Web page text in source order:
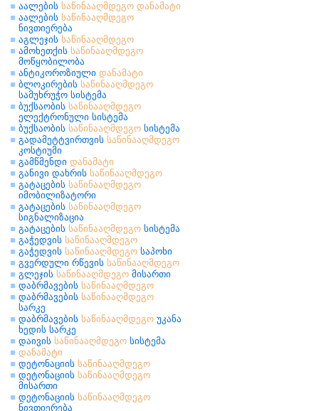
აალების საწინააღმდეგო დანამატი
აალების საწინააღმდეგო
ნივთიერება
აგლეჯის საწინააღმდეგო
ამოხეთქის საწინააღმდეგო
მოწყობილობა
ანტიკოროზიული დანამატი
ბლოკირების საწინააღმდეგო
სამუხრუჭო სისტემა
ბუქსაობის საწინააღმდეგო
ელექტრონული სისტემა
ბუქსაობის საწინააღმდეგო სისტემა
გადამეტტვირთვის საწინააღმდეგო
კოსტიუმი
გამწმენდი დანამატი
განივი დახრის საწინააღმდეგო
გატაცების საწინააღმდეგო
იმობილიზატორი
გატაცების საწინააღმდეგო
სიგნალიზაცია
გატაცების საწინააღმდეგო სისტემა
გაჭედვის საწინააღმდეგო
გაჭედვის საწინააღმდეგო საპოხი
გვერდული რწევის საწინააღმდეგო
გლეჯის საწინააღმდეგო მისართი
დაბრმავების საწინააღმდეგო
დაბრმავების საწინააღმდეგო
სარკე
დაბრმავების საწინააღმდეგო უკანა
ხედის სარკე
დაივის საწინააღმდეგო სისტემა
დანამატი
დეტონაციის საწინააღმდეგო
დეტონაციის საწინააღმდეგო
მისართი
დეტონაციის საწინააღმდეგო
ნივთიერება